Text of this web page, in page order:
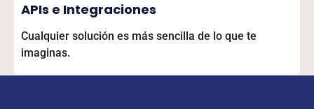
APIs e Integraciones
Cualquier solución es más sencilla de lo que te
imaginas.